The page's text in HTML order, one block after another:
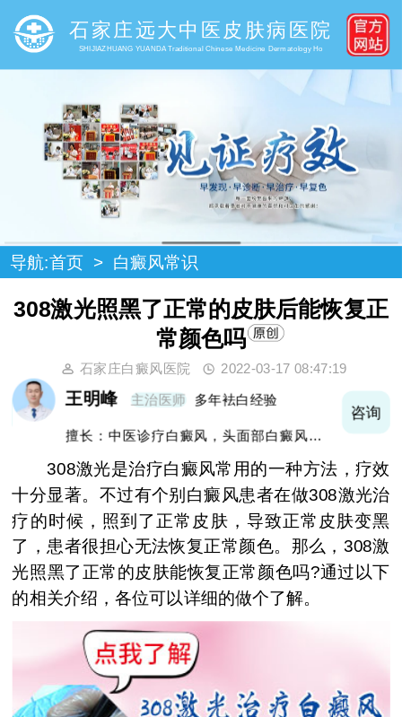
石家庄远大中医皮肤病医院
SHIJIAZHUANG YUANDA Traditional Chinese Medicine Dermatology Ho
导航:首页 > 白癜风常识
308激光照黑了正常的皮肤后能恢复正
常颜色吗
石家庄白癜风医院 2022-03-17 08:47:19
王明峰 主治医师 多年袪白经验
擅长：中医诊疗白癜风，头面部白癜风，青
咨询
308激光是治疗白癜风常用的一种方法，疗效
十分显著。不过有个别白癜风患者在做308激光治
疗的时候，照到了正常皮肤，导致正常皮肤变黑
了，患者很担心无法恢复正常颜色。那么，308激
光照黑了正常的皮肤能恢复正常颜色吗?通过以下
的相关介绍，各位可以详细的做个了解。